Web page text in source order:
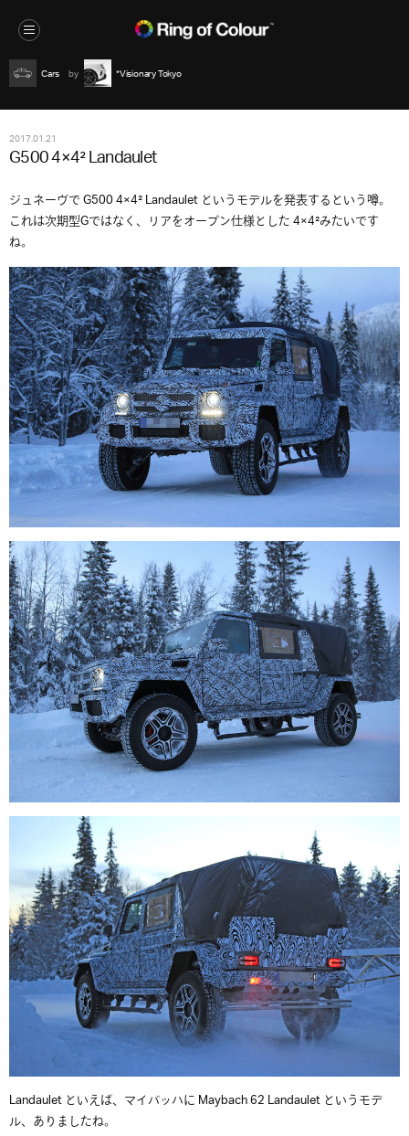
Cars *Visionary Tokyo
2017.01.21
G500 4×4² Landaulet
ジュネーヴで G500 4×4² Landaulet というモデルを発表するという噂。
これは次期型Gではなく、リアをオープン仕様とした 4×4²みたいです
ね。
Landaulet といえば、マイバッハに Maybach 62 Landaulet というモデ
ル、ありましたね。